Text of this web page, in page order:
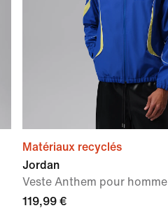
Matériaux recyclés
Jordan
Veste Anthem pour homme
119,99 €